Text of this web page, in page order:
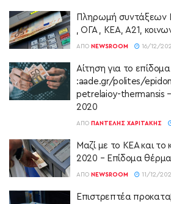
Πληρωμή συντάξεων
, ΟΓΑ , ΚΕΑ, Α21,
ΑΠΌ NEWSROOM 16/12/
Αίτηση για το
:aade.gr/polites/
petrelaioy-thermansis
2020
ΑΠΌ ΠΑΝΤΕΛΉΣ ΧΑΡΙΤΆΚΗΣ
Μαζί με το ΚΕΑ και το
2020 – Επίδομα
ΑΠΌ NEWSROOM 11/12/
Επιστρεπτέα